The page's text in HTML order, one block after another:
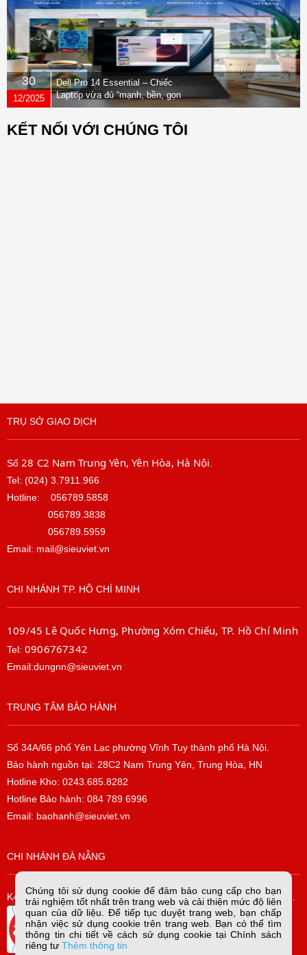
30
12/2025
Dell Pro 14 Essential – Chiếc
Laptop vừa đủ “mạnh, bền, gọn
nhẹ” dành cho dân văn phòng
KẾT NỐI VỚI CHÚNG TÔI
TRỤ SỞ GIAO DỊCH
Số 28 C2 Nam Trung Yên, Yên Hòa, Hà Nội
Tel: (024) 3.7911.966
Hotline: 056789.5858
056789.3838
056789.5959
Email: mail@sieuviet.vn
CHI NHÁNH TP. HỒ CHÍ MINH
109/45 Lê Quốc Hưng, Phường Xóm Chiếu, TP. Hồ Chí Minh
Tel: 0906767342
Email:dungnn@sieuviet.vn
TRUNG TÂM BẢO HÀNH
Số 34A/66 phố Yên Lạc phường Vĩnh Tuy thành phố Hà Nội.
Bảo hành nguồn tại: 28C2 Nam Trung Yên, Trung Hòa, HN
Hotline Kho: 0243.685.8282
Hotline Bảo hành: 084 789 6996
Email: baohanh@sieuviet.vn
CHI NHÁNH ĐÀ NẴNG
K42/H2/14 Tiểu La, P. Hòa Cường Bắc, Q. Hải Châu, TP. Đà Nẵng.
Chúng tôi sử dụng cookie để đảm bảo cung cấp cho bạn
trải nghiệm tốt nhất trên trang web và cải thiện mức độ liên
quan của dữ liệu. Để tiếp tục duyệt trang web, bạn chấp
nhận việc sử dụng cookie trên trang web. Bạn có thể tìm
thông tin chi tiết về cách sử dụng cookie tại Chính sách
riêng tưThêm thông tin